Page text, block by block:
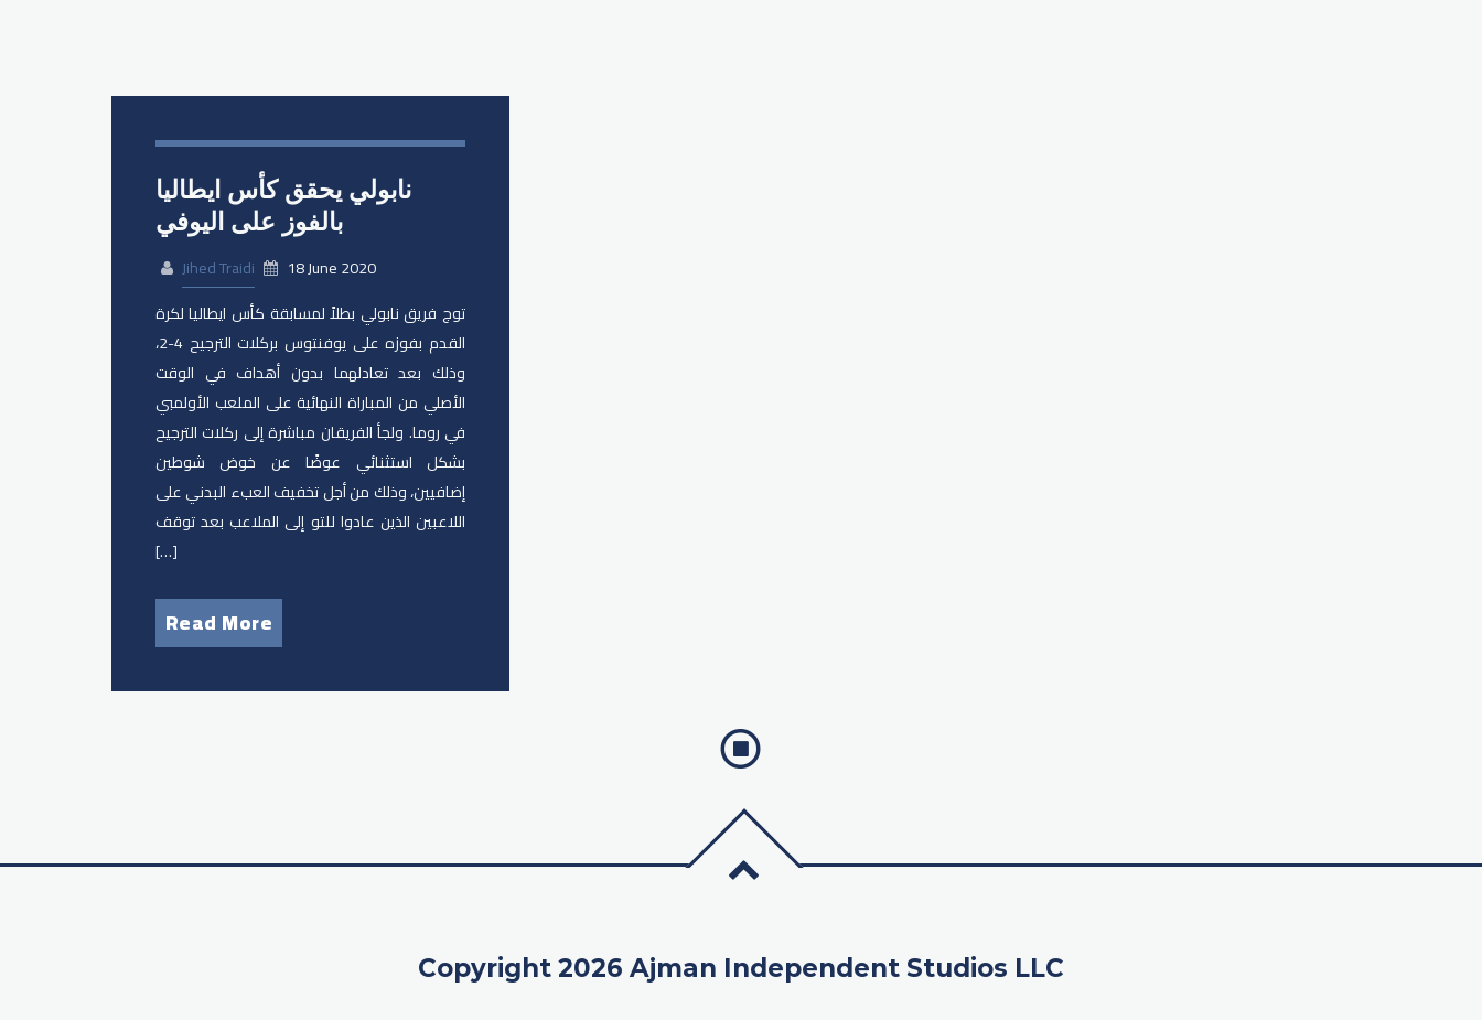
نابولي يحقق كأس ايطاليا
بالفوز على اليوفي
Jihed Traidi
18 June 2020
توج فريق نابولي بطلاً لمسابقة كأس ايطاليا لكرة
القدم بفوزه على يوفنتوس بركلات الترجيح 4-2،
وذلك بعد تعادلهما بدون أهداف في الوقت
الأصلي من المباراة النهائية على الملعب الأولمبي
في روما. ولجأ الفريقان مباشرة إلى ركلات الترجيح
بشكل استثنائي عوضًا عن خوض شوطين
إضافيين، وذلك من أجل تخفيف العبء البدني على
اللاعبين الذين عادوا للتو إلى الملاعب بعد توقف
[…]
Read More
Copyright 2026 Ajman Independent Studios LLC